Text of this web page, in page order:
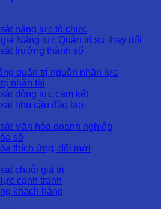
năng lực tổ chức
Năng lực Quản trị sự thay đổi
trưởng thành số
quản trị nguồn nhân lực
nhân tài
động lực cam kết
nhu cầu đào tạo
Văn hóa doanh nghiệp
số
thích ứng, đổi mới
chuỗi giá trị
cạnh tranh
khách hàng